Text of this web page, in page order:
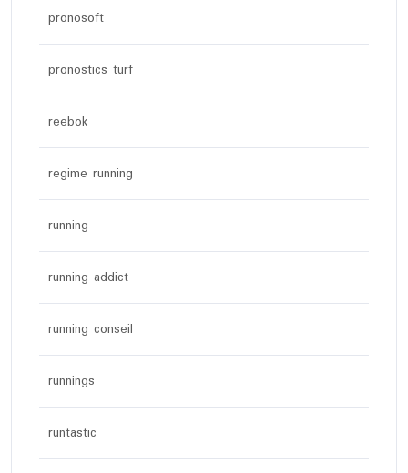
pronosoft
pronostics turf
reebok
regime running
running
running addict
running conseil
runnings
runtastic